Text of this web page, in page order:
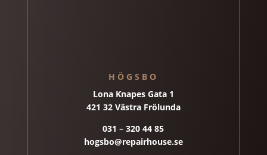
HÖGSBO
Lona Knapes Gata 1
421 32 Västra Frölunda
031 – 320 44 85
hogsbo@repairhouse.se